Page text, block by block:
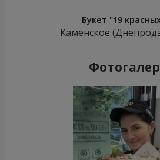
Букет "19
Каменское